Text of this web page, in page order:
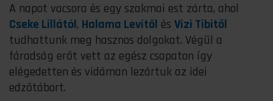
A napot vacsora és egy szakmai est zárta, ahol
Cseke Lillától, Halama Levitől és Vizi Tibitől
tudhattunk meg hasznos dolgokat. Végül a
fáradság erőt vett az egész csapaton így
elégedetten és vidáman lezártuk az idei
edzőtábort.